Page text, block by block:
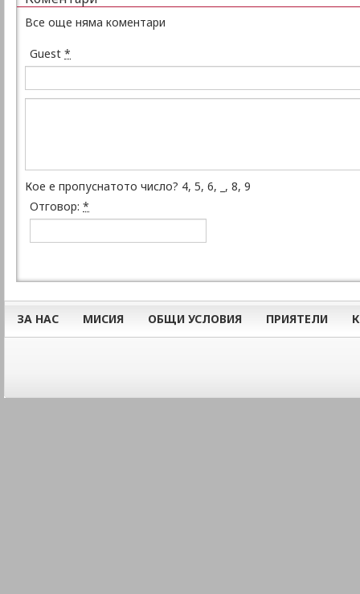
Все още няма коментари
Guest *
Кое е пропуснатото число? 4, 5, 6, _, 8, 9
Отговор: *
ЗА НАС МИСИЯ ОБЩИ УСЛОВИЯ ПРИЯТЕЛИ